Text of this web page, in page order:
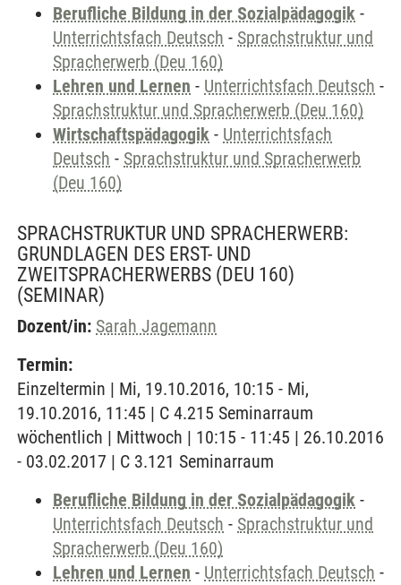
Berufliche Bildung in der Sozialpädagogik -
Unterrichtsfach Deutsch - Sprachstruktur und
Spracherwerb (Deu 160)
Lehren und Lernen - Unterrichtsfach Deutsch -
Sprachstruktur und Spracherwerb (Deu 160)
Wirtschaftspädagogik - Unterrichtsfach
Deutsch - Sprachstruktur und Spracherwerb
(Deu 160)
SPRACHSTRUKTUR UND SPRACHERWERB:
GRUNDLAGEN DES ERST- UND
ZWEITSPRACHERWERBS (DEU 160)
(SEMINAR)
Dozent/in: Sarah Jagemann
Termin:
Einzeltermin | Mi, 19.10.2016, 10:15 - Mi,
19.10.2016, 11:45 | C 4.215 Seminarraum
wöchentlich | Mittwoch | 10:15 - 11:45 | 26.10.2016
- 03.02.2017 | C 3.121 Seminarraum
Berufliche Bildung in der Sozialpädagogik -
Unterrichtsfach Deutsch - Sprachstruktur und
Spracherwerb (Deu 160)
Lehren und Lernen - Unterrichtsfach Deutsch -